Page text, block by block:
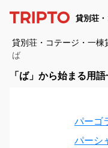
貸別荘
貸別荘・コテージ・一棟
ば
「ば」から始まる用
パーゴ
パーシ